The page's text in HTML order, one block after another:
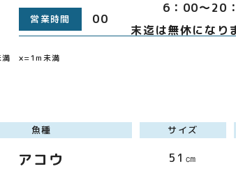
営業時間
6：00～20：
00 (7月
末迄は無休になり
満 ×=1m未満
魚種
アコウ
サイズ
51㎝